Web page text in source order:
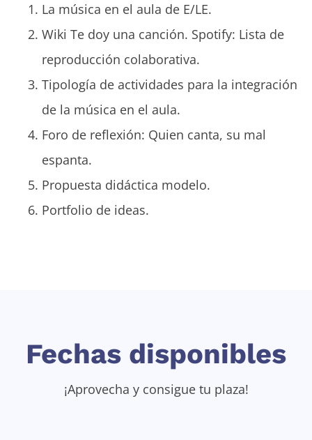
La música en el aula de E/LE.
Wiki Te doy una canción. Spotify: Lista de
reproducción colaborativa.
Tipología de actividades para la integración
de la música en el aula.
Foro de reflexión: Quien canta, su mal
espanta.
Propuesta didáctica modelo.
Portfolio de ideas.
Fechas disponibles
¡Aprovecha y consigue tu plaza!